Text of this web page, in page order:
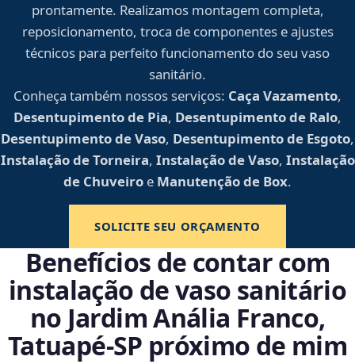
prontamente. Realizamos montagem completa,
reposicionamento, troca de componentes e ajustes
técnicos para perfeito funcionamento do seu vaso
sanitário.
Conheça também nossos serviços: Caça Vazamento,
Desentupimento de Pia, Desentupimento de Ralo,
Desentupimento de Vaso, Desentupimento de Esgoto,
Instalação de Torneira, Instalação de Vaso, Instalação
de Chuveiro e Manutenção de Box.
SOLICITE SEU ORÇAMENTO
Benefícios de contar com
instalação de vaso sanitário
no Jardim Anália Franco,
Tatuapé‑SP próximo de mim